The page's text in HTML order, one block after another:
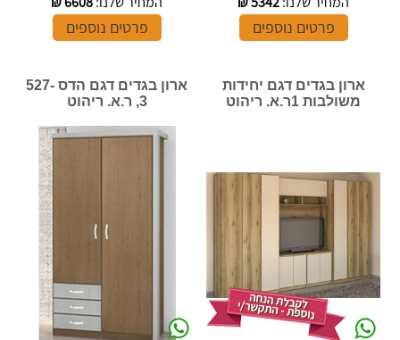
פרטים נוספים פרטים נוספים
ארון בגדים דגם יחידות
משולבות 1ר.א. ריהוט
ארון בגדים דגם הדס 527-
3, ר.א. ריהוט